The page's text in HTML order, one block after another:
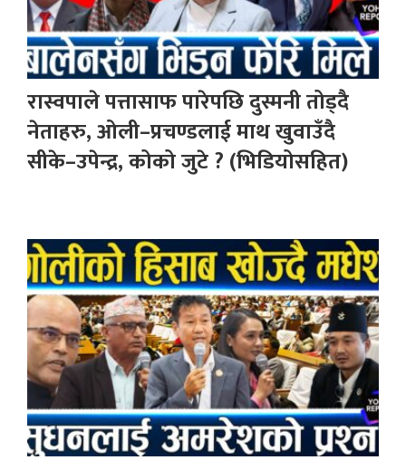
रास्वपाले पत्तासाफ पारेपछि दुस्मनी तोड्दै
नेताहरु, ओली–प्रचण्डलाई माथ खुवाउँदै
सीके–उपेन्द्र, कोको जुटे ? (भिडियोसहित)